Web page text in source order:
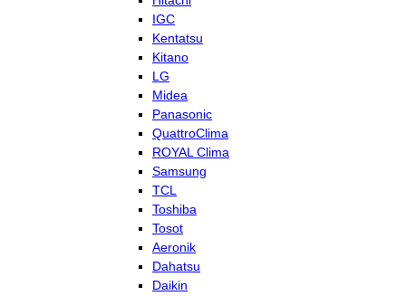
IGC
Kentatsu
Kitano
LG
Midea
Panasonic
QuattroClima
ROYAL Clima
Samsung
TCL
Toshiba
Tosot
Aeronik
Dahatsu
Daikin